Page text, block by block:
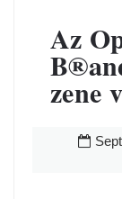
Az
zene